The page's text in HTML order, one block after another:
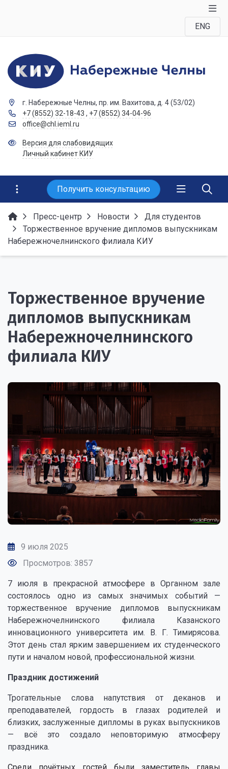
ENG
г. Набережные Челны, пр. им. Вахитова, д. 4 (53/02)
+7 (8552) 32-18-43 , +7 (8552) 34-04-96
office@chl.ieml.ru
Версия для слабовидящих
Личный кабинет КИУ
Получить консультацию
Пресс-центр Новости
Для студентов
Торжественное вручение дипломов выпускникам
Набережночелнинского филиала КИУ
Торжественное вручение
дипломов выпускникам
Набережночелнинского
филиала КИУ
9 июля 2025
Просмотров: 3857
7 июля в прекрасной атмосфере в Органном зале
состоялось одно из самых значимых событий —
торжественное вручение дипломов выпускникам
Набережночелнинского филиала Казанского
инновационного университета им. В. Г. Тимирясова.
Этот день стал ярким завершением их студенческого
пути и началом новой, профессиональной жизни.
Праздник достижений
Трогательные слова напутствия от деканов и
преподавателей, гордость в глазах родителей и
близких, заслуженные дипломы в руках выпускников
— всё это создало неповторимую атмосферу
праздника.